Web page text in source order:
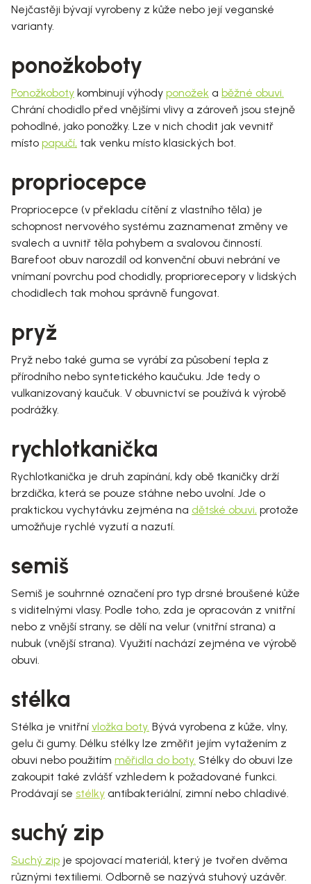
Nejčastěji bývají vyrobeny z kůže nebo její veganské
varianty.
ponožkoboty
Ponožkoboty kombinují výhody ponožek a běžné obuvi.
Chrání chodidlo před vnějšími vlivy a zároveň jsou stejně
pohodlné, jako ponožky. Lze v nich chodit jak vevnitř
místo papučí, tak venku místo klasických bot.
propriocepce
Propriocepce (v překladu cítění z vlastního těla) je
schopnost nervového systému zaznamenat změny ve
svalech a uvnitř těla pohybem a svalovou činností.
Barefoot obuv narozdíl od konvenční obuvi nebrání ve
vnímaní povrchu pod chodidly, propriorecepory v lidských
chodidlech tak mohou správně fungovat.
pryž
Pryž nebo také guma se vyrábí za působení tepla z
přírodního nebo syntetického kaučuku. Jde tedy o
vulkanizovaný kaučuk. V obuvnictví se používá k výrobě
podrážky.
rychlotkanička
Rychlotkanička je druh zapínání, kdy obě tkaničky drží
brzdička, která se pouze stáhne nebo uvolní. Jde o
praktickou vychytávku zejména na dětské obuvi, protože
umožňuje rychlé vyzutí a nazutí.
semiš
Semiš je souhrnné označení pro typ drsné broušené kůže
s viditelnými vlasy. Podle toho, zda je opracován z vnitřní
nebo z vnější strany, se dělí na velur (vnitřní strana) a
nubuk (vnější strana). Využití nachází zejména ve výrobě
obuvi.
stélka
Stélka je vnitřní vložka boty. Bývá vyrobena z kůže, vlny,
gelu či gumy. Délku stélky lze změřit jejím vytažením z
obuvi nebo použitím měřidla do boty. Stélky do obuvi lze
zakoupit také zvlášť vzhledem k požadované funkci.
Prodávají se stélky antibakteriální, zimní nebo chladivé.
suchý zip
Suchý zip je spojovací materiál, který je tvořen dvěma
různými textiliemi. Odborně se nazývá stuhový uzávěr.